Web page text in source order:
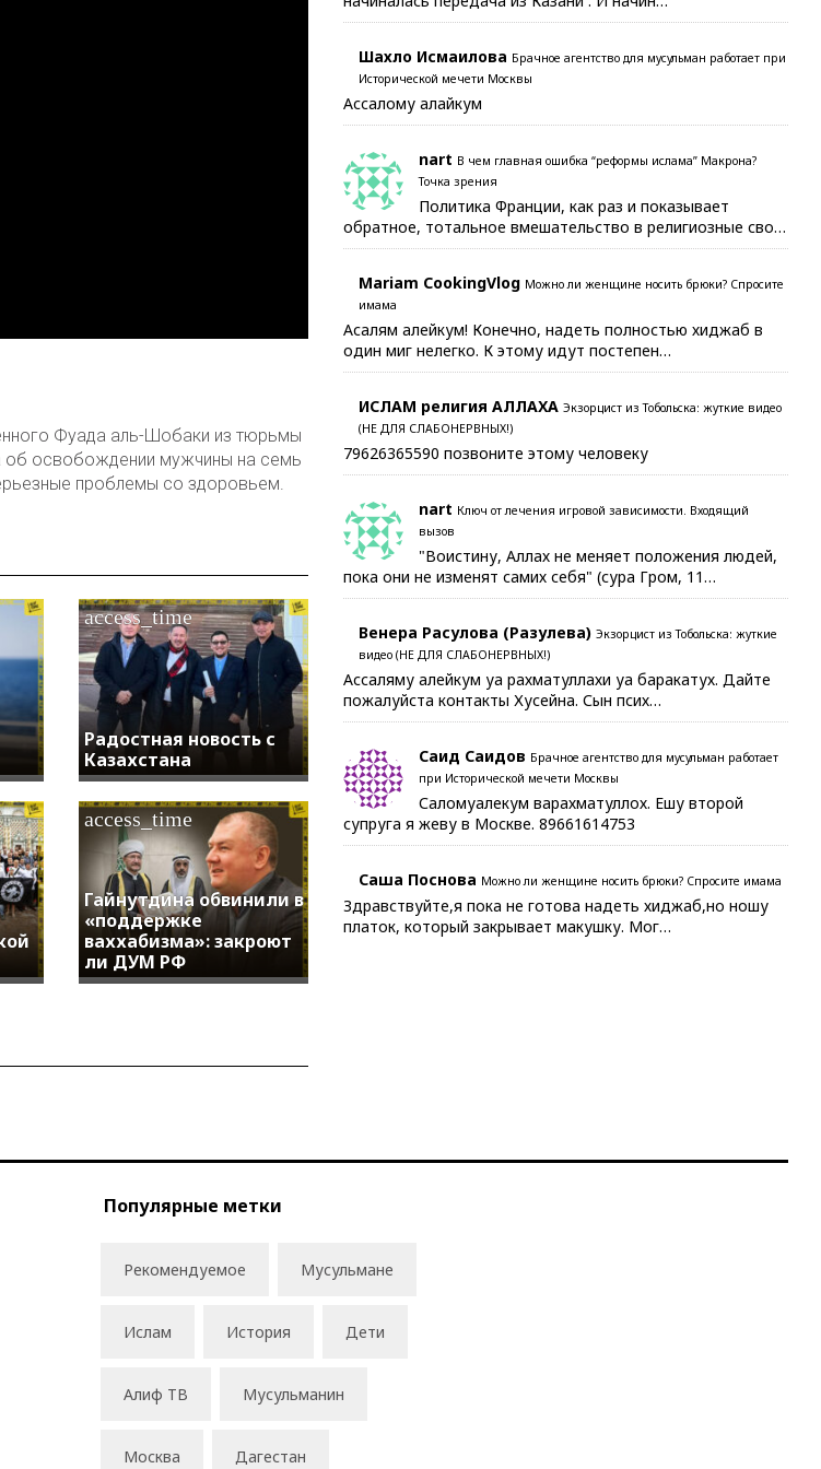
Фуада аль-Шобаки из тюрьмы
об освобождении мужчины на семь
проблемы со здоровьем.
Радостная новость с
Казахстана
access_time
Гайнутдина обвинили в
«поддержке
ваххабизма»: закроют
ли ДУМ РФ
access_time
Шахло Исмаилова Брачное агентство для мусульман работает при
Исторической мечети Москвы
Ассалому алайкум
nart В чем главная ошибка “реформы ислама” Макрона?
Точка зрения
Политика Франции, как раз и показывает
обратное, тотальное вмешательство в религиозные сво…
Mariam CookingVlog Можно ли женщине носить брюки? Спросите
имама
Асалям алейкум! Конечно, надеть полностью хиджаб в
один миг нелегко. К этому идут постепен…
ИСЛАМ религия АЛЛАХА Экзорцист из Тобольска: жуткие видео
(НЕ ДЛЯ СЛАБОНЕРВНЫХ!)
79626365590 позвоните этому человеку
nart Ключ от лечения игровой зависимости. Входящий
вызов
"Воистину, Аллах не меняет положения людей,
пока они не изменят самих себя" (сура Гром, 11…
Венера Расулова (Разулева) Экзорцист из Тобольска: жуткие
видео (НЕ ДЛЯ СЛАБОНЕРВНЫХ!)
Ассаляму алейкум уа рахматуллахи уа баракатух. Дайте
пожалуйста контакты Хусейна. Сын псих…
Саид Саидов Брачное агентство для мусульман работает
при Исторической мечети Москвы
Саломуалекум варахматуллох. Ешу второй
супруга я жеву в Москве. 89661614753
Саша Поснова Можно ли женщине носить брюки? Спросите имама
Здравствуйте,я пока не готова надеть хиджаб,но ношу
платок, который закрывает макушку. Мог…
Популярные метки
Рекомендуемое Мусульмане
Ислам История Дети
Алиф ТВ Мусульманин
Москва Дагестан